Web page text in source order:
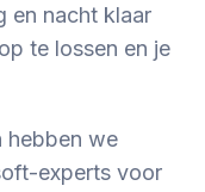
en nacht klaar
te lossen en je
hebben we
experts voor